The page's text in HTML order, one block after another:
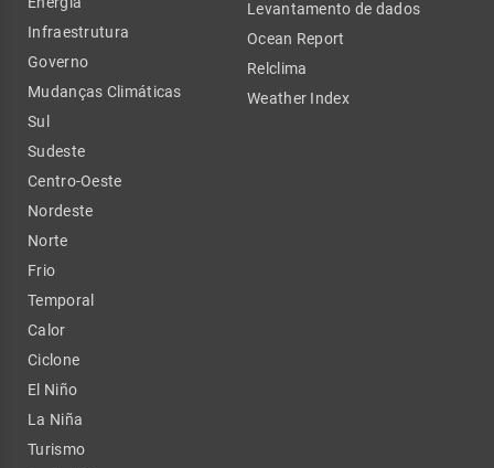
Infraestrutura
Governo
Mudanças Climáticas
Sul
Sudeste
Centro-Oeste
Nordeste
Norte
Frio
Temporal
Calor
Ciclone
El Niño
La Niña
Turismo
Levantamento de dados
Ocean Report
Relclima
Weather Index